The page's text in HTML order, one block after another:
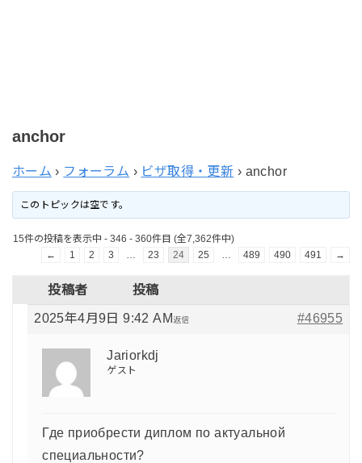
anchor
ホーム › フォーラム › ビザ取得・更新 › anchor
このトピックは空です。
15件の投稿を表示中 - 346 - 360件目 (全7,362件中)
←
1 2 3 23 24 25 489 490 491 →
投稿者 投稿
2025年4月9日 9:42 AM #46955
返信
Jariorkdj
ゲスト
Где приобрести диплом по актуальной
специальности?